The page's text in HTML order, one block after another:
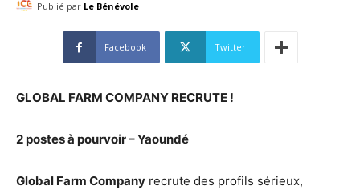
Publié par Le Bénévole
Facebook Twitter
GLOBAL FARM COMPANY RECRUTE !
2 postes à pourvoir – Yaoundé
Global Farm Company recrute des profils sérieux,